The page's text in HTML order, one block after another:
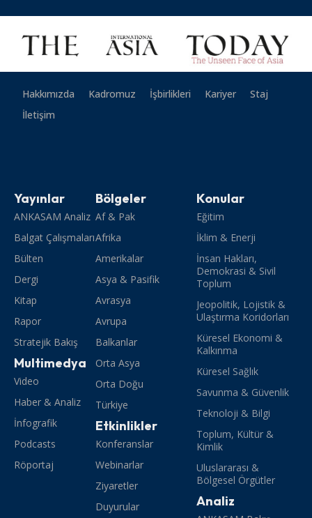
Hakkımızda Kadromuz İşbirlikleri Kariyer
Staj
İletişim
Yayınlar
ANKASAM Analiz
Balgat Çalışmaları
Bülten
Dergi
Kitap
Rapor
Stratejik Bakış
Multimedya
Video
Haber & Analiz
İnfografik
Podcasts
Röportaj
Bölgeler
Af & Pak
Afrika
Amerikalar
Asya & Pasifik
Avrasya
Avrupa
Balkanlar
Orta Asya
Orta Doğu
Türkiye
Etkinlikler
Konferanslar
Webinarlar
Ziyaretler
Duyurular
Konular
Eğitim
İklim & Enerji
İnsan Hakları,
Demokrasi & Sivil
Toplum
Jeopolitik, Lojistik &
Ulaştırma Koridorları
Küresel Ekonomi &
Kalkınma
Küresel Sağlık
Savunma & Güvenlik
Teknoloji & Bilgi
Toplum, Kültür &
Kimlik
Uluslararası &
Bölgesel Örgütler
Analiz